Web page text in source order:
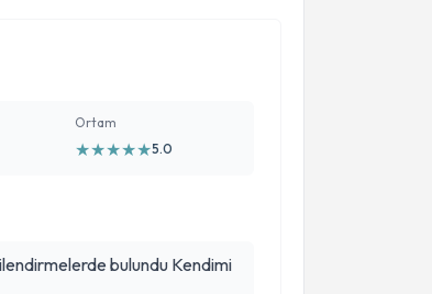
Ortam
★★★★★5.0
bulundu Kendimi